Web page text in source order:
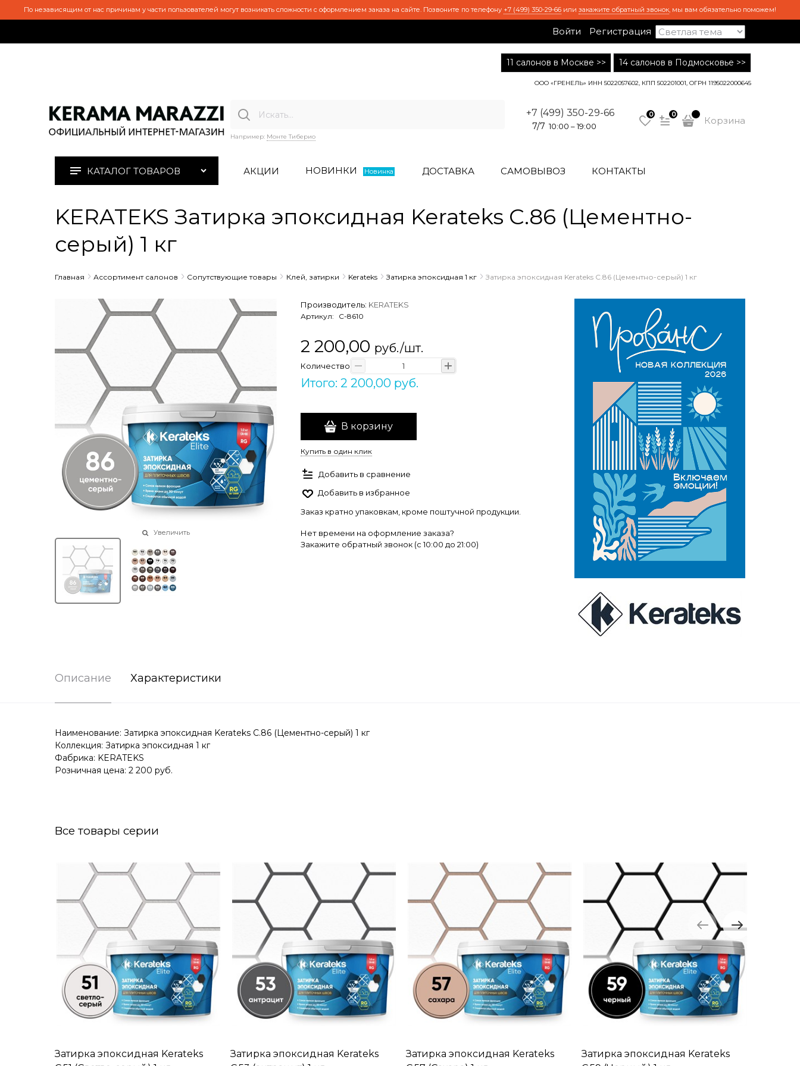
По независящим от нас причинам у части пользователей могут возникать сложности с оформлением заказа на сайте. Позвоните по телефону +7 (499) 350-29-66 или закажите обратный звонок, мы вам обязательно поможем!
Войти Регистрация
11 салонов в Москве >> 14 салонов в Подмосковье >>
ООО «ГРЕНЕЛЬ» ИНН 5022057602, КПП 502201001, ОГРН 1195022000645
Например: Монте Тиберио
+7 (499) 350-29-66
7/7 10:00 – 19:00
0 0
Корзина
КАТАЛОГ ТОВАРОВ АКЦИИ НОВИНКИ Новинка ДОСТАВКА САМОВЫВОЗ КОНТАКТЫ
KERATEKS Затирка эпоксидная Kerateks C.86 (Цементно-
серый) 1 кг
Главная Ассортимент салонов Сопутствующие товары Клей, затирки Kerateks Затирка эпоксидная 1 кг Затирка эпоксидная Kerateks C.86 (Цементно-серый) 1 кг
Увеличить
Производитель: KERATEKS
Артикул: С-8610
2 200,00 руб./шт.
Количество
Итого: 2 200,00 руб.
В корзину
Купить в один клик
Добавить в сравнение
Добавить в избранное
Заказ кратно упаковкам, кроме поштучной продукции.
Нет времени на оформление заказа?
Закажите обратный звонок (c 10:00 до 21:00)
Описание Характеристики
Наименование: Затирка эпоксидная Kerateks C.86 (Цементно-серый) 1 кг
Коллекция: Затирка эпоксидная 1 кг
Фабрика: KERATEKS
Розничная цена: 2 200 руб.
Все товары серии
Затирка эпоксидная Kerateks
Затирка эпоксидная Kerateks
Затирка эпоксидная Kerateks
Затирка эпоксидная Kerateks